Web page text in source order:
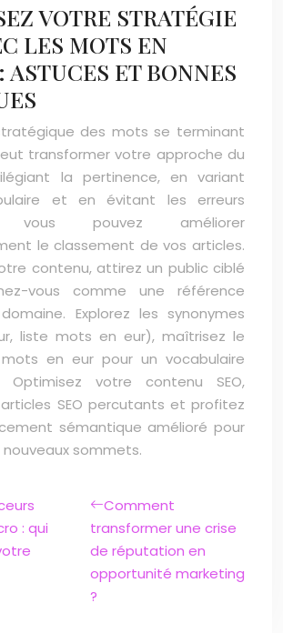
VOTRE STRATÉGIE
LES MOTS EN
ASTUCES ET BONNES
des mots se terminant
transformer votre approche du
la pertinence, en variant
et en évitant les erreurs
vous pouvez améliorer
le classement de vos articles.
contenu, attirez un public ciblé
vous comme une référence
Explorez les synonymes
liste mots en eur), maîtrisez le
en eur pour un vocabulaire
Optimisez votre contenu SEO,
SEO percutants et profitez
sémantique amélioré pour
sommets.
: qui
Comment
transformer une crise
de réputation en
opportunité marketing
?